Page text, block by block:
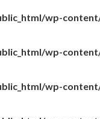
wp-
wp-
wp-